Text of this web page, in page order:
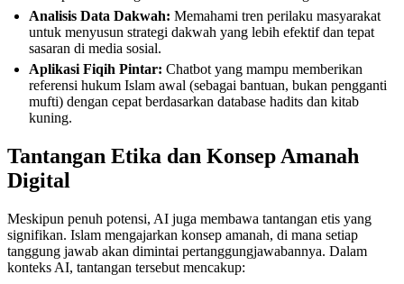
Analisis Data Dakwah: Memahami tren perilaku masyarakat
untuk menyusun strategi dakwah yang lebih efektif dan tepat
sasaran di media sosial.
Aplikasi Fiqih Pintar: Chatbot yang mampu memberikan
referensi hukum Islam awal (sebagai bantuan, bukan pengganti
mufti) dengan cepat berdasarkan database hadits dan kitab
kuning.
Tantangan Etika dan Konsep Amanah
Digital
Meskipun penuh potensi, AI juga membawa tantangan etis yang
signifikan. Islam mengajarkan konsep amanah, di mana setiap
tanggung jawab akan dimintai pertanggungjawabannya. Dalam
konteks AI, tantangan tersebut mencakup: